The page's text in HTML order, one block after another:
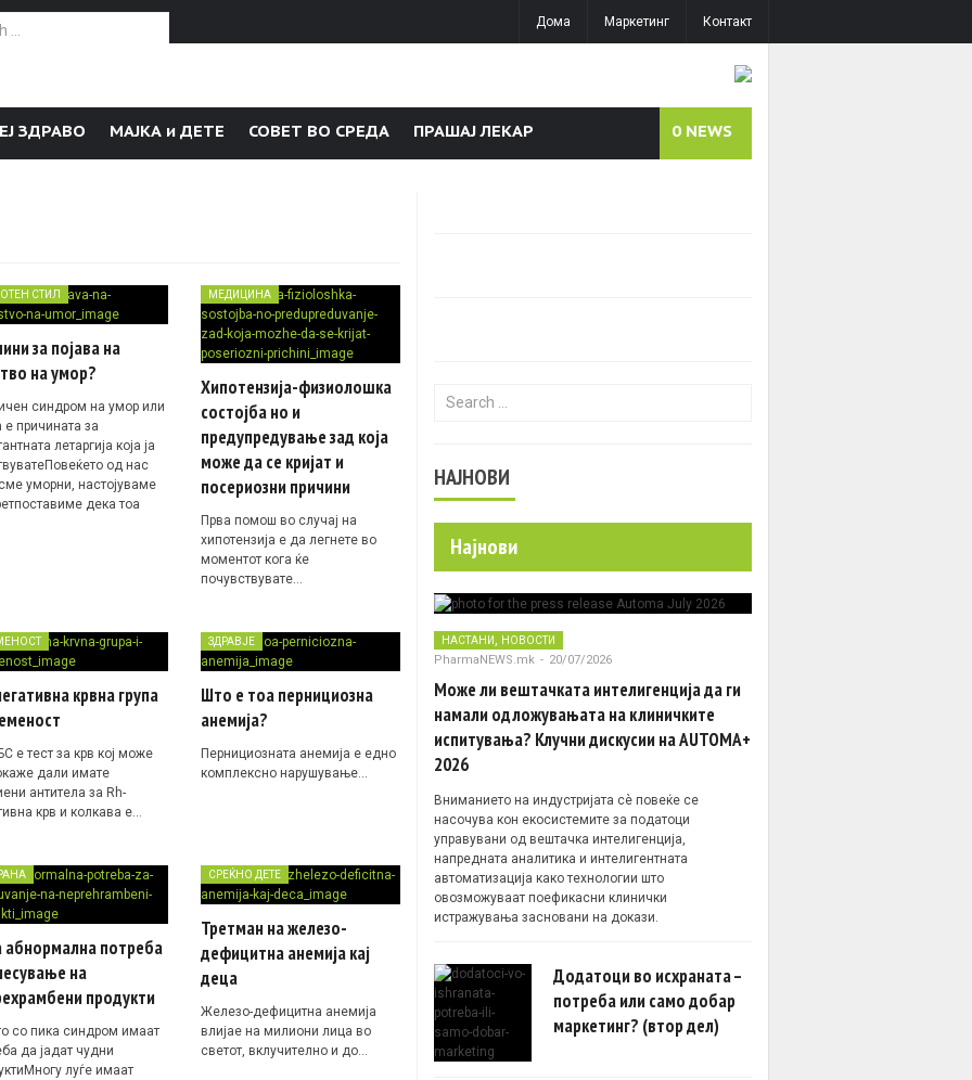
Дома Маркетинг Контакт
ЗДРАВО МАЈКА и ДЕТЕ СОВЕТ ВО СРЕДА ПРАШАЈ ЛЕКАР 0 NEWS
СТИЛ
за појава на
на умор?
синдром на умор или
е причината за
летаргија која ја
од нас
уморни, настојуваме
дека тоа
МЕДИЦИНА
Хипотензија-физиолошка
состојба но и
предупредување зад коja
може да се кријат и
посериозни причини
Прва помош во случај на
хипотензија е да легнете во
моментот кога ќе
почувствувате…
крвна група
е тест за крв кој може
дали имате
антитела за Rh-
крв и колкава е…
ЗДРАВЈЕ
Што е тоа пернициозна
анемија?
Пернициозната анемија е едно
комплексно нарушување…
абнормалнa потребa
на
продукти
со пика синдром имаат
да јадат чудни
луѓе имаат
СРЕЌНО ДЕТЕ
Третман на железо-
дефицитна анемија кај
деца
Железо-дефицитна анемија
влијае на милиони лица во
светот, вклучително и до…
Search for:
НАЈНОВИ
Најнови
НАСТАНИ НОВОСТИ
PharmaNEWS.mk - 20/07/2026
Може ли вештачката интелигенција да ги
намали одложувањата на клиничките
испитувања? Клучни дискусии на AUTOMA+
2026
Вниманието на индустријата сè повеќе се
насочува кон екосистемите за податоци
управувани од вештачка интелигенција,
напредната аналитика и интелигентната
автоматизација како технологии што
овозможуваат поефикасни клинички
истражувања засновани на докази.
Додатоци во исхраната –
потреба или само добар
маркетинг? (втор дел)